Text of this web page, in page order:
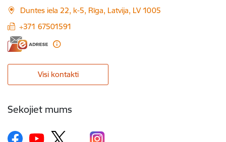
Duntes iela 22, k-5, Rīga, Latvija, LV 1005
+371 67501591
Visi kontakti
Sekojiet mums